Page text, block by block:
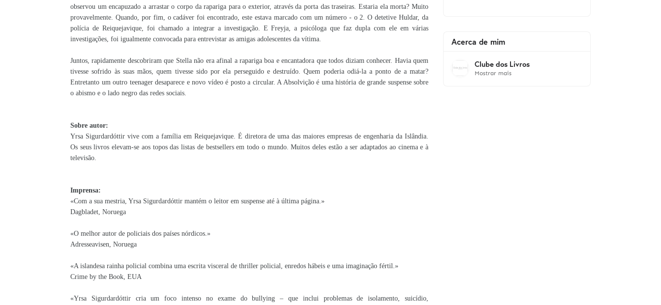
observou um encapuzado a arrastar o corpo da rapariga para o exterior, através da porta das traseiras. Estaria ela morta? Muito
provavelmente. Quando, por fim, o cadáver foi encontrado, este estava marcado com um número - o 2. O detetive Huldar, da
polícia de Reiquejavique, foi chamado a integrar a investigação. E Freyja, a psicóloga que faz dupla com ele em várias
investigações, foi igualmente convocada para entrevistar as amigas adolescentes da vítima.
Juntos, rapidamente descobriram que Stella não era afinal a rapariga boa e encantadora que todos diziam conhecer. Havia quem
tivesse sofrido às suas mãos, quem tivesse sido por ela perseguido e destruído. Quem poderia odiá-la a ponto de a matar?
Entretanto um outro teenager desaparece e novo vídeo é posto a circular. A Absolvição é uma história de grande suspense sobre
o abismo e o lado negro das redes sociais.
Sobre autor:
Yrsa Sigurdardóttir vive com a família em Reiquejavique. É diretora de uma das maiores empresas de engenharia da Islândia.
Os seus livros elevam-se aos topos das listas de bestsellers em todo o mundo. Muitos deles estão a ser adaptados ao cinema e à
televisão.
Imprensa:
«Com a sua mestria, Yrsa Sigurdardóttir mantém o leitor em suspense até à última página.»
Dagbladet, Noruega
«O melhor autor de policiais dos países nórdicos.»
Adresseavisen, Noruega
«A islandesa rainha policial combina uma escrita visceral de thriller policial, enredos hábeis e uma imaginação fértil.»
Crime by the Book, EUA
«Yrsa Sigurdardóttir cria um foco intenso no exame do bullying – que inclui problemas de isolamento, suicídio,
Acerca de mim
Clube dos Livros
Mostrar mais